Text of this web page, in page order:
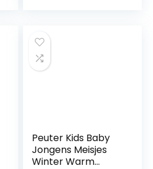
Peuter Kids Baby
Jongens Meisjes
Winter Warm